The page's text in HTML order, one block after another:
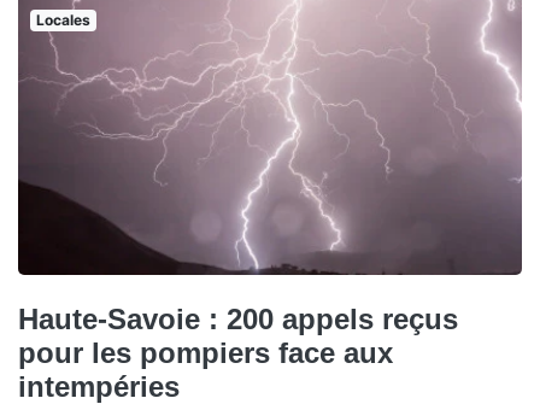
Locales
Haute-Savoie : 200 appels reçus
pour les pompiers face aux
intempéries